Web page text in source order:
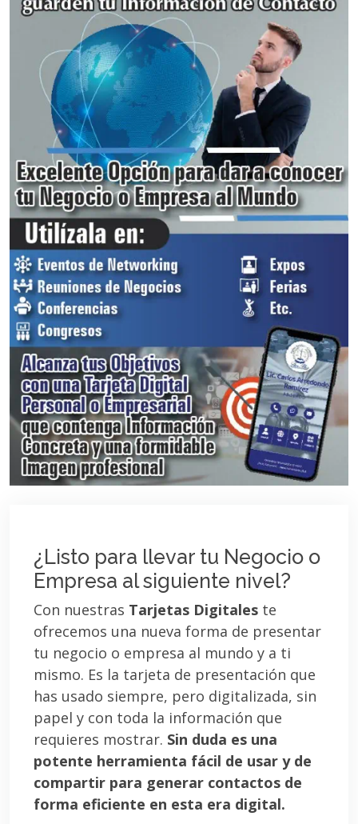
¿Listo para llevar tu Negocio o
Empresa al siguiente nivel?
Con nuestras Tarjetas Digitales te
ofrecemos una nueva forma de presentar
tu negocio o empresa al mundo y a ti
mismo. Es la tarjeta de presentación que
has usado siempre, pero digitalizada, sin
papel y con toda la información que
requieres mostrar. Sin duda es una
potente herramienta fácil de usar y de
compartir para generar contactos de
forma eficiente en esta era digital.